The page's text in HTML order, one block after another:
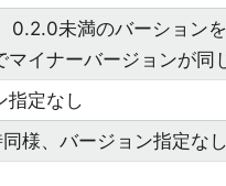
0.2.0未満のバーション
マイナーバージョンが同
指定なし
様、バージョン指定なし